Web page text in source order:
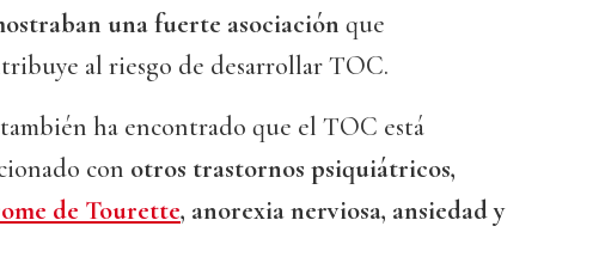
una fuerte asociación que
al riesgo de desarrollar TOC.
ha encontrado que el TOC está
con otros trastornos psiquiátricos,
de Tourette, anorexia nerviosa, ansiedad y